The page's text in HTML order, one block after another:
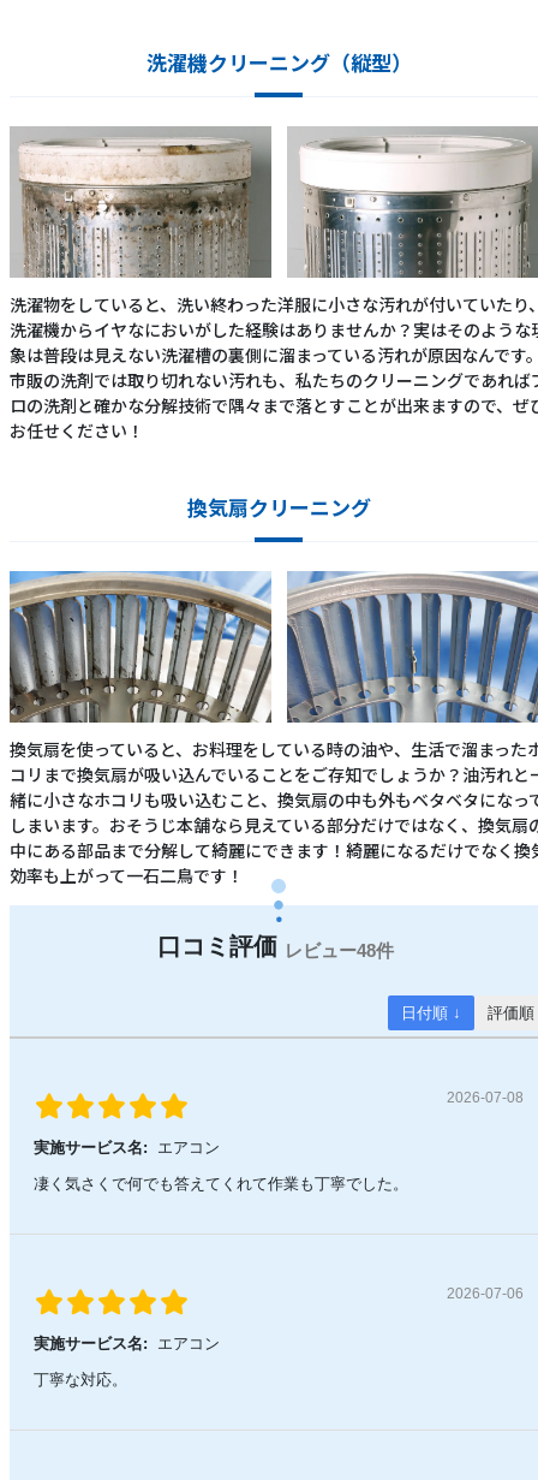
洗濯機クリーニング（縦型）
洗濯物をしていると、洗い終わった洋服に小さな汚れが付いていたり
洗濯機からイヤなにおいがした経験はありませんか？実はそのような
象は普段は見えない洗濯槽の裏側に溜まっている汚れが原因なんです
市販の洗剤では取り切れない汚れも、私たちのクリーニングであれば
ロの洗剤と確かな分解技術で隅々まで落とすことが出来ますので、ぜ
お任せください！
換気扇クリーニング
換気扇を使っていると、お料理をしている時の油や、生活で溜まった
コリまで換気扇が吸い込んでいることをご存知でしょうか？油汚れと
緒に小さなホコリも吸い込むこと、換気扇の中も外もベタベタになっ
しまいます。おそうじ本舗なら見えている部分だけではなく、換気扇
中にある部品まで分解して綺麗にできます！綺麗になるだけでなく換
効率も上がって一石二鳥です！
48件
日付順 ↓ 評価順
2026-07-08
実施サービス名:
エアコン
凄く気さくで何でも答えてくれて作業も丁寧でした。
2026-07-06
実施サービス名:
エアコン
丁寧な対応。